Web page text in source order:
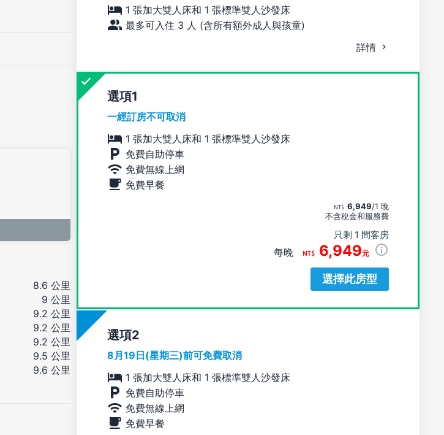
1 張加大雙人床和 1 張標準雙人沙發床
最多可入住 3 人 (含所有額外成人與孩童)
詳情
選項
一經訂房不可取消
1 張加大雙人床和 1 張標準雙人沙發床
免費自助停車
免費無線上網
免費早餐
6,949/1 晚
不含稅金和服務費
只剩 1 間客房
每晚 6,949元
選擇此房型
選項
8月19日(星期三)前可免費取消
1 張加大雙人床和 1 張標準雙人沙發床
免費自助停車
免費無線上網
免費早餐
8.6 公里
9 公里
9.2 公里
9.2 公里
9.2 公里
9.5 公里
9.6 公里